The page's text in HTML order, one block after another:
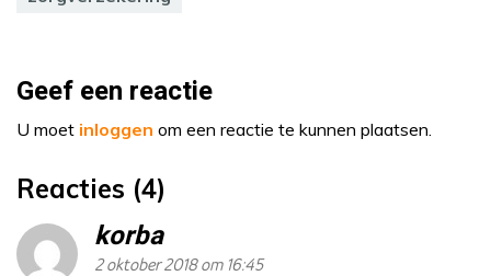
Geef een reactie
U moet inloggen om een reactie te kunnen plaatsen.
Reacties (4)
korba
2 oktober 2018 om 16:45